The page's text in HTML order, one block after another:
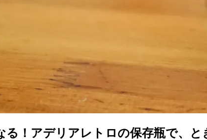
！アデリアレトロの保存瓶で、と